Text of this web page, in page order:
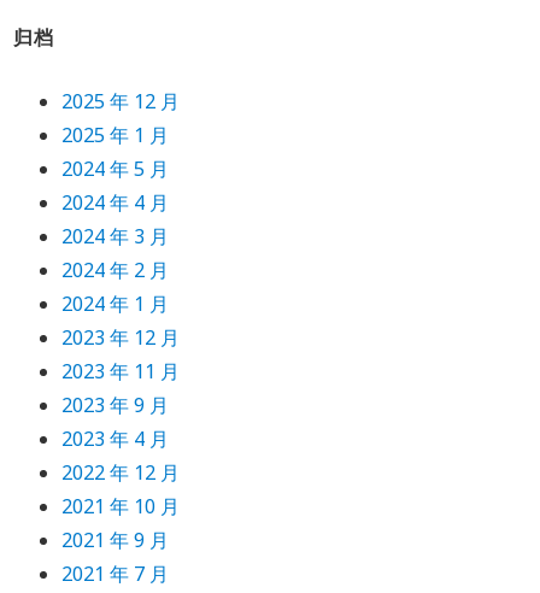
归档
2025 年 12 月
2025 年 1 月
2024 年 5 月
2024 年 4 月
2024 年 3 月
2024 年 2 月
2024 年 1 月
2023 年 12 月
2023 年 11 月
2023 年 9 月
2023 年 4 月
2022 年 12 月
2021 年 10 月
2021 年 9 月
2021 年 7 月